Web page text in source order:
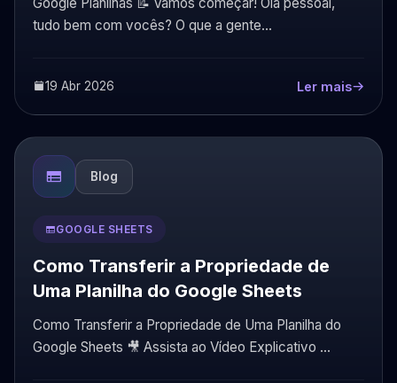
tudo bem com vocês? O que a gente...
19 Abr 2026 Ler mais
Blog
GOOGLE SHEETS
Como Transferir a Propriedade de
Uma Planilha do Google Sheets
Como Transferir a Propriedade de Uma Planilha do
Google Sheets 🎥 Assista ao Vídeo Explicativo ...